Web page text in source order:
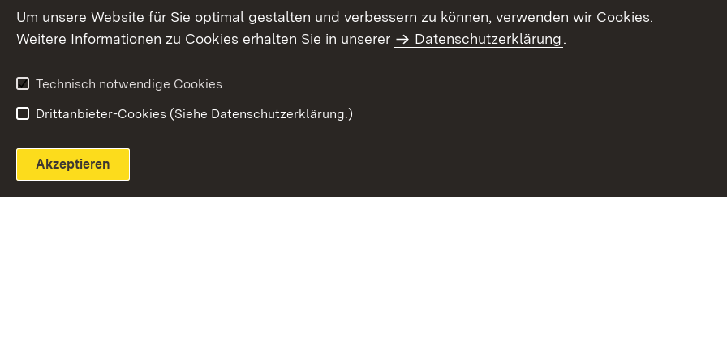
Extern:
LinkedIn (Öffnet in neuem Fenster)
Newsletter-Archiv
Intranet
Um unsere Website für Sie optimal gestalten und verbessern zu können, verwenden wir Cookies.
Weitere Informationen zu Cookies erhalten Sie in unserer
Datenschutzerklärung.
Technisch notwendige Cookies
Drittanbieter-Cookies (Siehe Datenschutzerklärung.)
Akzeptieren